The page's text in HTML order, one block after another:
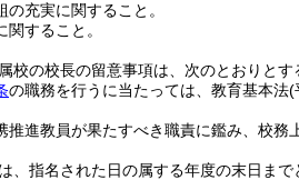
充実に関すること。
すること。
校の校長の留意事項は、次のとおりとす
の職務を行うに当たっては、教育基本法(
推進教員が果たすべき職責に鑑み、校
、指名された日の属する年度の末日まで